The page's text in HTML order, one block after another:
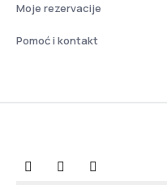
Moje rezervacije
Pomoć i kontakt